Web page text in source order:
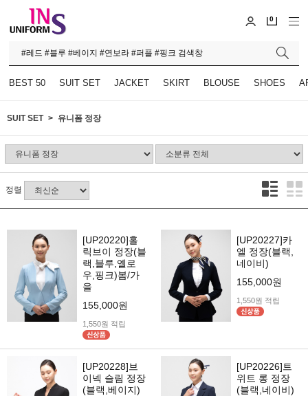
0
BEST 50 SUIT SET JACKET SKIRT BLOUSE SHOES
SUIT SET 유니폼 정장
정렬
[UP20220]홀
릭브이 정장(블
랙,블루,옐로
우,핑크)봄/가
을
155,000원
1,550원 적립
[UP20227]카
엘 정장(블랙,
네이비)
155,000원
1,550원 적립
[UP20228]브
이넥 슬림 정장
(블랙,베이지)
[UP20226]트
위트 롱 정장
(블랙,네이비)